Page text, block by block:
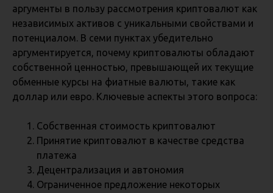
аргументы в пользу рассмотрения криптовалют как
независимых активов с уникальными свойствами и
потенциалом. В семи пунктах убедительно
аргументируется, почему криптовалюты обладают
собственной ценностью, превышающей их текущие
обменные курсы на фиатные валюты, такие как
доллар или евро. Ключевые аспекты этого вопроса:
Собственная стоимость криптовалют
Принятие криптовалют в качестве средства
платежа
Децентрализация и автономия
Ограниченное предложение некоторых